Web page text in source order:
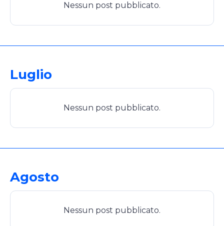
Nessun post pubblicato.
Luglio
Nessun post pubblicato.
Agosto
Nessun post pubblicato.